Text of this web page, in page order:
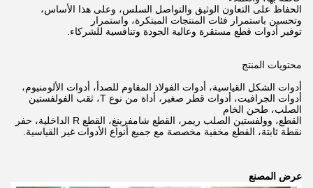
الحفاظ على التعاون الوثيق والتواصل السلس، وعلى هذا الأساس،
وتحسين باستمرار فئات المنتجات المبتكرة، واستمرار
توفير أدوات قطع مستقرة وعالية الجودة وتنافسية للشركاء.
محتويات المنتج
أدوات الشكل القياسية، أدوات الفولاذ المقاوم للصدأ، أدوات الألومنيوم،
أدوات الجرافيت، أدوات قطر صغير، أداة من نوع T، ثقب الفولفستين
الصلب، طحن الخام
القطع، وولفستين الصلب ريمر، القطع شامفرينغ، القطع R الداخلية، حفر
نقطة ثابتة، القطع مخفية مخصصة مع جميع أنواع الأدوات غير القياسية.
عرض المصنع